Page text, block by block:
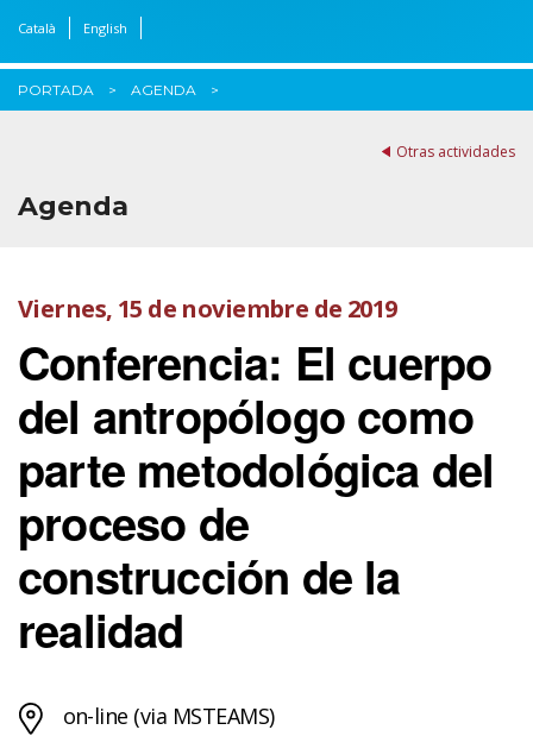
Català English
PORTADA AGENDA
Otras actividades
Agenda
Viernes, 15 de noviembre de 2019
Conferencia: El cuerpo
del antropólogo como
parte metodológica del
proceso de
construcción de la
realidad
on-line (via MSTEAMS)